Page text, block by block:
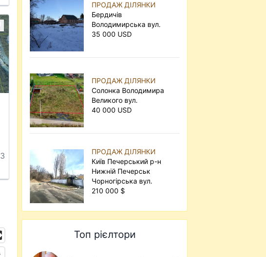
ПРОДАЖ ДІЛЯНКИ
Бердичів
Володимирська вул.
35 000 USD
ПРОДАЖ ДІЛЯНКИ
Солонка Володимира
Великого вул.
40 000 USD
ПРОДАЖ ДІЛЯНКИ
Київ Печерський р-н
Нижній Печерськ
Чорногірська вул.
210 000 $
Топ рієлтори